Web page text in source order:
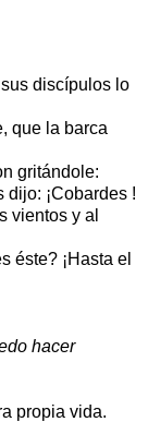
discípulos lo
que la barca
gritándole:
dijo: ¡Cobardes !
vientos y al
éste? ¡Hasta el
hacer
propia vida.